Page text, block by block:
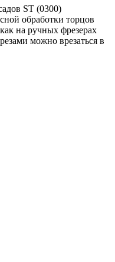
ST (0300)
обработки торцов
на ручных фрезерах
можно врезаться в